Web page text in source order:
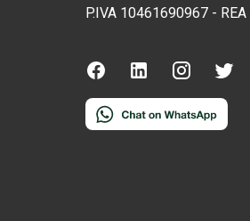
P.IVA 10461690967 - REA